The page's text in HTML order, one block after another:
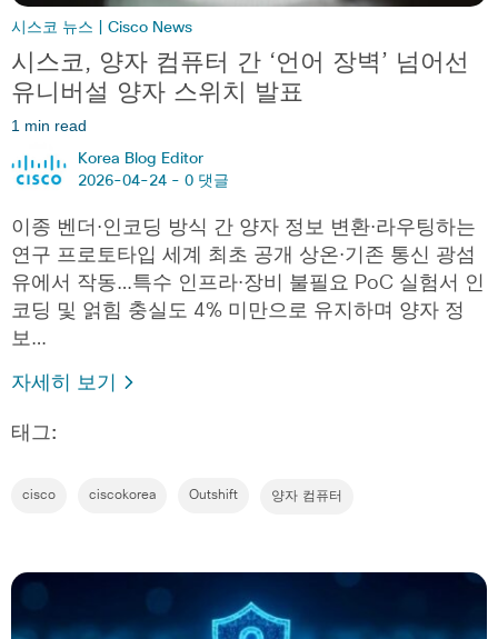
시스코 뉴스 | Cisco News
시스코, 양자 컴퓨터 간 ‘언어 장벽’ 넘어선
유니버설 양자 스위치 발표
1 min read
Korea Blog Editor
2026-04-24 - 0 댓글
이종 벤더·인코딩 방식 간 양자 정보 변환·라우팅하는
연구 프로토타입 세계 최초 공개 상온·기존 통신 광섬
유에서 작동…특수 인프라·장비 불필요 PoC 실험서 인
코딩 및 얽힘 충실도 4% 미만으로 유지하며 양자 정
보…
자세히 보기
태그:
cisco ciscokorea Outshift 양자 컴퓨터